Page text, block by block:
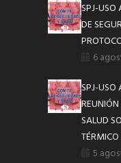
SPJ-USO
DE
6
SPJ-
SALUD
TÉRMICO
5